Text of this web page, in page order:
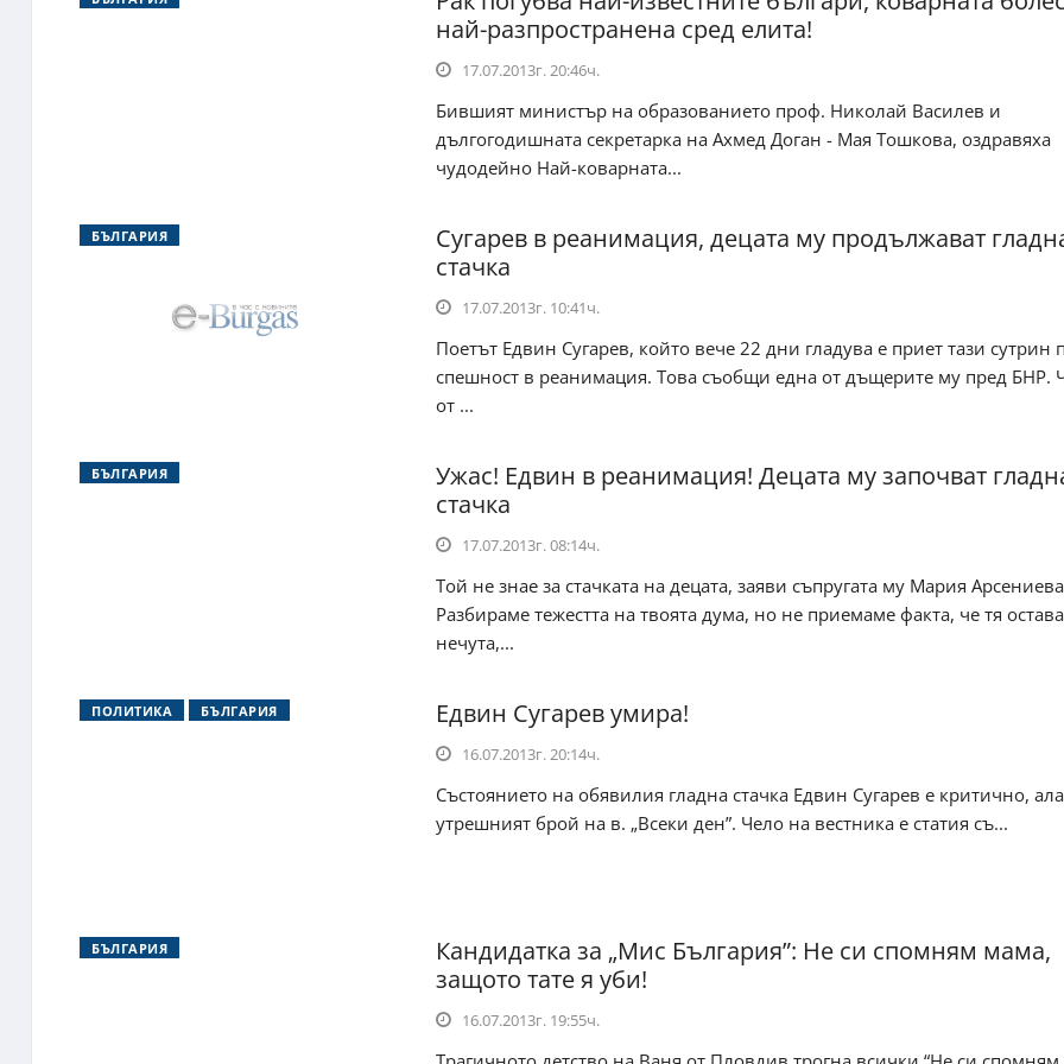
най-разпространена сред елита!
17.07.2013г. 20:46ч.
Бившият министър на образованието проф. Николай Василев и
дългогодишната секретарка на Ахмед Доган - Мая Тошкова, оздравяха
чудодейно Най-коварната...
БЪЛГАРИЯ
Сугарев в реанимация, децата му продължават
стачка
17.07.2013г. 10:41ч.
Поетът Едвин Сугарев, който вече 22 дни гладува е приет тази сутрин
спешност в реанимация. Това съобщи една от дъщерите му пред БНР.
от ...
БЪЛГАРИЯ
Ужас! Едвин в реанимация! Децата му започват
стачка
17.07.2013г. 08:14ч.
Той не знае за стачката на децата, заяви съпругата му Мария Арсениева
Разбираме тежестта на твоята дума, но не приемаме факта, че тя остава
нечута,...
ПОЛИТИКА БЪЛГАРИЯ Едвин Сугарев умира!
16.07.2013г. 20:14ч.
Състоянието на обявилия гладна стачка Едвин Сугарев е критично,
утрешният брой на в. „Всеки ден”. Чело на вестника е статия съ...
БЪЛГАРИЯ
Кандидатка за „Мис България”: Не си спомням мама,
защото тате я уби!
16.07.2013г. 19:55ч.